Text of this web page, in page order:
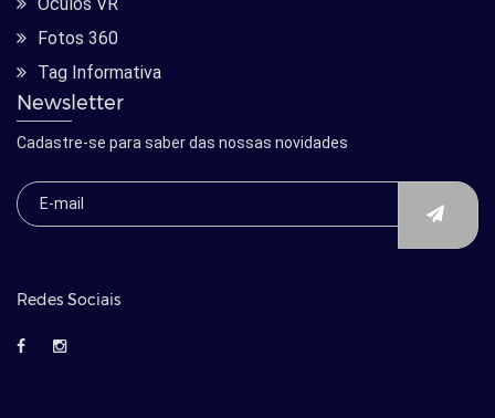
Óculos VR
Fotos 360
Tag Informativa
Newsletter
Cadastre-se para saber das nossas novidades
Redes Sociais